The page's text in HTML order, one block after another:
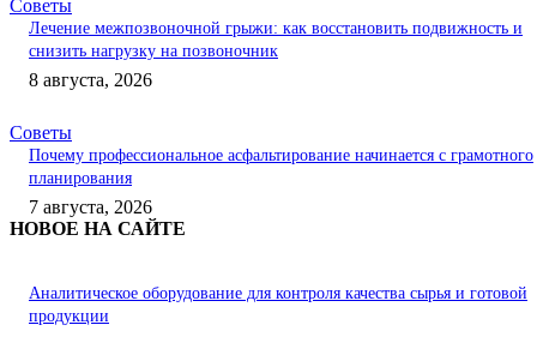
Советы
Лечение межпозвоночной грыжи: как восстановить подвижность и
снизить нагрузку на позвоночник
8 августа, 2026
Советы
Почему профессиональное асфальтирование начинается с грамотного
планирования
7 августа, 2026
НОВОЕ НА САЙТЕ
Аналитическое оборудование для контроля качества сырья и готовой
продукции